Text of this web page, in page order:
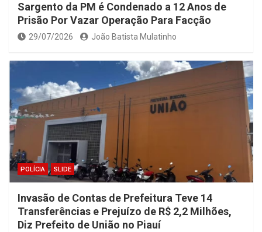
Sargento da PM é Condenado a 12 Anos de
Prisão Por Vazar Operação Para Facção
29/07/2026 João Batista Mulatinho
POLÍCIA SLIDE
Invasão de Contas de Prefeitura Teve 14
Transferências e Prejuízo de R$ 2,2 Milhões,
Diz Prefeito de União no Piauí